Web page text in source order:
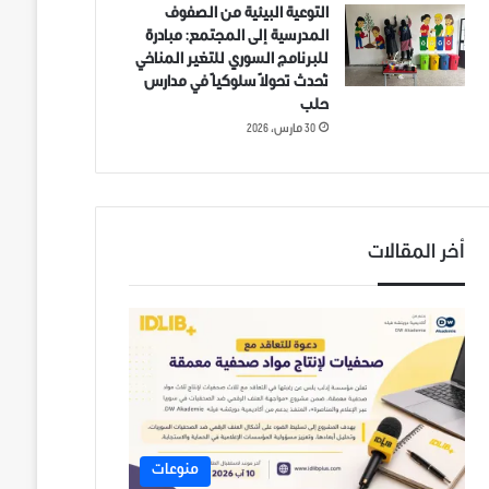
التوعية البيئية من الصفوف
المدرسية إلى المجتمع: مبادرة
للبرنامج السوري للتغير المناخي
تُحدث تحولاً سلوكياً في مدارس
حلب
30 مارس، 2026
أخر المقالات
منوعات